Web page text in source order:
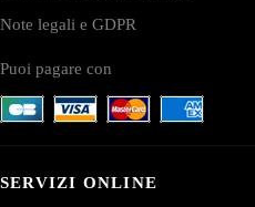
Note legali e GDPR
Puoi pagare con
SERVIZI ONLINE